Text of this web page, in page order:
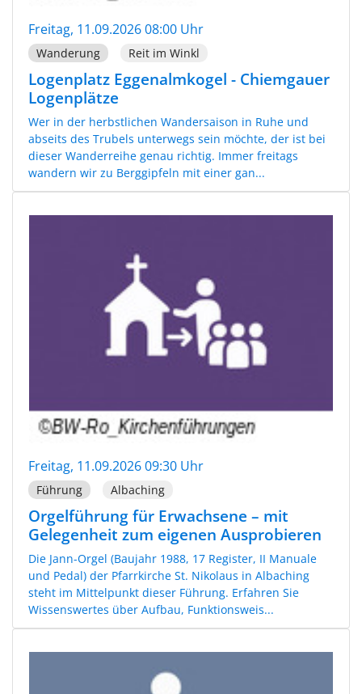
Freitag, 11.09.2026 08:00 Uhr
Wanderung Reit im Winkl
Logenplatz Eggenalmkogel - Chiemgauer
Logenplätze
Wer in der herbstlichen Wandersaison in Ruhe und
abseits des Trubels unterwegs sein möchte, der ist bei
dieser Wanderreihe genau richtig. Immer freitags
wandern wir zu Berggipfeln mit einer gan...
Freitag, 11.09.2026 09:30 Uhr
Führung Albaching
Orgelführung für Erwachsene – mit
Gelegenheit zum eigenen Ausprobieren
Die Jann-Orgel (Baujahr 1988, 17 Register, II Manuale
und Pedal) der Pfarrkirche St. Nikolaus in Albaching
steht im Mittelpunkt dieser Führung. Erfahren Sie
Wissenswertes über Aufbau, Funktionsweis...